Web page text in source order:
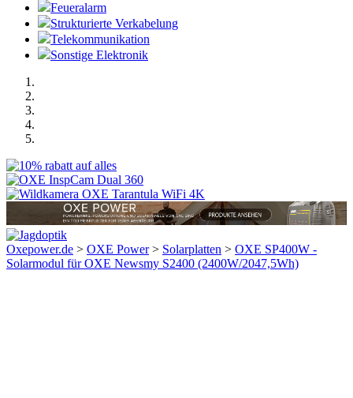
Feueralarm
Strukturierte Verkabelung
Telekommunikation
Sonstige Elektronik
Oxepower.de > OXE Power> Solarplatten > OXE SP400W -
Solarmodul für OXE Newsmy S2400 (2400W/2047,5Wh)